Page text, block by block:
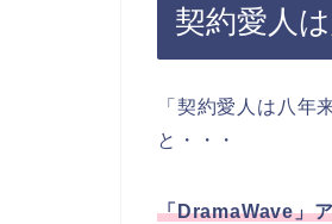
契約愛人
「契約愛人は八年
と・・・
「DramaWave」